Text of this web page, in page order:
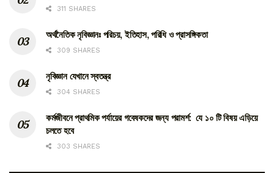
311 SHARES
অর্থনৈতিক নৃবিজ্ঞানঃ পরিচয়, ইতিহাস, পরিধি ও প্রাসঙ্গিকতা
309 SHARES
নৃবিজ্ঞান যেখানে স্বতন্ত্র
304 SHARES
কর্মজীবনে প্রাথমিক পর্যায়ের গবেষকদের জন্য পরামর্শ: যে ১০ টি বিষয় এড়িয়ে
চলতে হবে
303 SHARES